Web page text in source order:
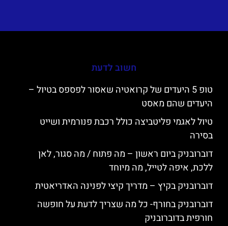
חשוב לדעת
טופ 5 היעדים של קרואטיה שאסור לפספס בטיול –
היעדים שהם מאסט
טיול לאגמי פליטביצה כולל רכבת פנורמית ושייט
בסירה
דוברובניק ביום ראשון – מה פתוח / מה סגור, לאן
ללכת, איפה לטייל, מה מיוחד
דוברובניק בקיץ – מדריך קיצי לפנינה האדריאטית
דוברובניק בחורף- כל מה שצריך לדעת על חופשה
חורפית בדוברובניק